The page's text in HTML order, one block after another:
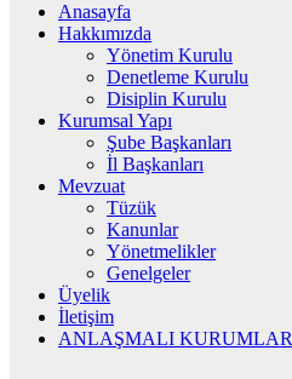
Anasayfa
Hakkımızda
Yönetim Kurulu
Denetleme Kurulu
Disiplin Kurulu
Kurumsal Yapı
Şube Başkanları
İl Başkanları
Mevzuat
Tüzük
Kanunlar
Yönetmelikler
Genelgeler
Üyelik
İletişim
ANLAŞMALI KURUMLAR